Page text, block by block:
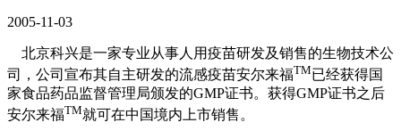
2005-11-03
北京科兴是一家专业从事人用疫苗研发及销售的生物技术公
司，公司宣布其自主研发的流感疫苗安尔来福TM已经获得国
家食品药品监督管理局颁发的GMP证书。获得GMP证书之后
安尔来福TM就可在中国境内上市销售。